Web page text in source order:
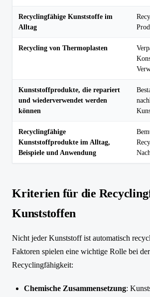
Recyclingfähige Kunststoffe im
Alltag
Recycling von Thermoplasten
Kunststoffprodukte, die repariert
und wiederverwendet werden
können
Recyclingfähige
Kunststoffprodukte im Alltag,
Beispiele und Anwendung
Kriterien für die
Kunststoffen
Nicht jeder Kunststoff ist automatisch
Faktoren spielen eine wichtige Rolle bei
Recyclingfähigkeit:
Chemische Zusammensetzung: